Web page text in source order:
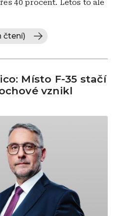
40 procent. Letos to ale
čtení)
Místo F-35 stačí
vznikl